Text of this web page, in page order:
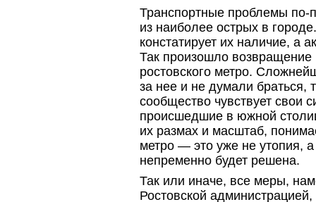
Транспортные проблемы по-
из наиболее острых в
констатирует их наличие, а
Так произошло возвращение
ростовского метро.
за нее и не думали браться,
сообщество чувствует
происшедшие в южной
их размах и масштаб,
метро — это уже не утопия,
непременно будет решена.
Так или иначе, все меры,
Ростовской